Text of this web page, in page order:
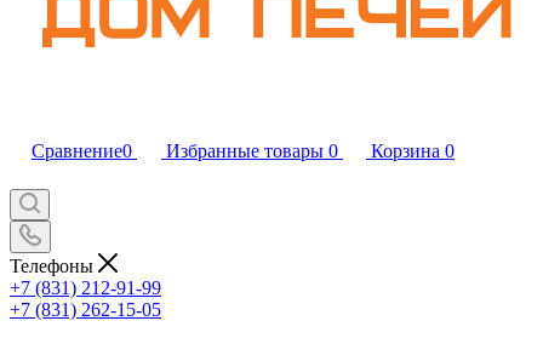
Сравнение0 Избранные товары 0 Корзина 0
Телефоны
+7 (831) 212-91-99
+7 (831) 262-15-05